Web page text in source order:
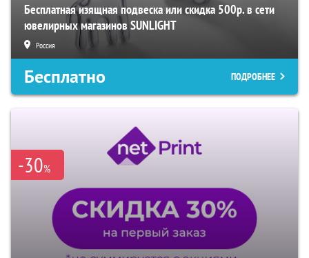
Бесплатная изящная подвеска или скидка 500р. в сети
ювелирных магазинов SUNLIGHT
Россия
Бесплатно ПОДРОБНЕЕ
-30%